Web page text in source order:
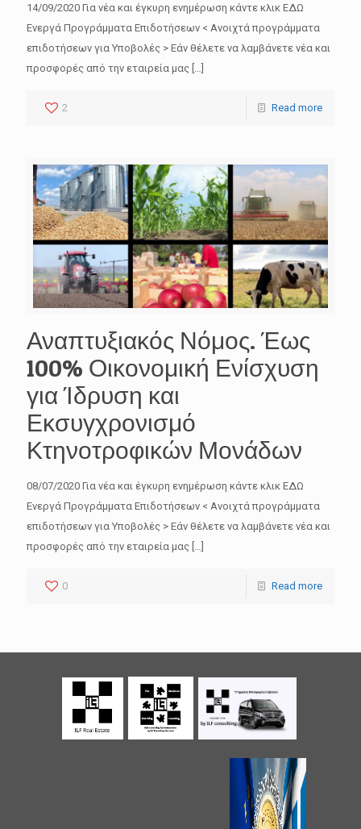
14/09/2020 Για νέα και έγκυρη ενημέρωση κάντε κλικ ΕΔΩ
Ενεργά Προγράμματα Επιδοτήσεων < Ανοιχτά προγράμματα
επιδοτήσεων για Υποβολές > Εάν θέλετε να λαμβάνετε νέα και
προσφορές από την εταιρεία μας
2 Read more
Αναπτυξιακός Νόμος. Έως
100% Οικονομική Ενίσχυση
για Ίδρυση και
Εκσυγχρονισμό
Κτηνοτροφικών Μονάδων
08/07/2020 Για νέα και έγκυρη ενημέρωση κάντε κλικ ΕΔΩ
Ενεργά Προγράμματα Επιδοτήσεων < Ανοιχτά προγράμματα
επιδοτήσεων για Υποβολές > Εάν θέλετε να λαμβάνετε νέα και
προσφορές από την εταιρεία μας
0 Read more